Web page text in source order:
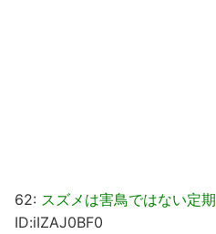
62: スズメは害鳥ではない定期
ID:iIZAJ0BF0